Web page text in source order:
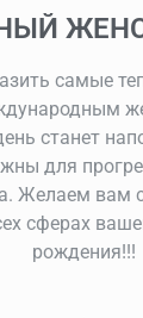
самые
станет
для
Желаем вам
сферах
рождения!!!